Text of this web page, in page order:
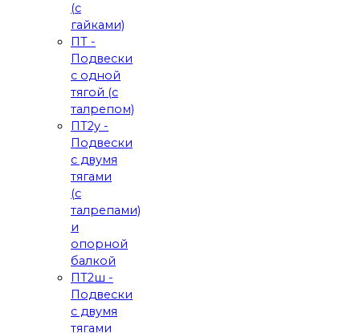
(с
гайками)
ПТ -
Подвески
с одной
тягой (с
талрепом)
ПТ2у -
Подвески
с двумя
тягами
(с
талрепами)
и
опорной
балкой
ПТ2ш -
Подвески
с двумя
тягами